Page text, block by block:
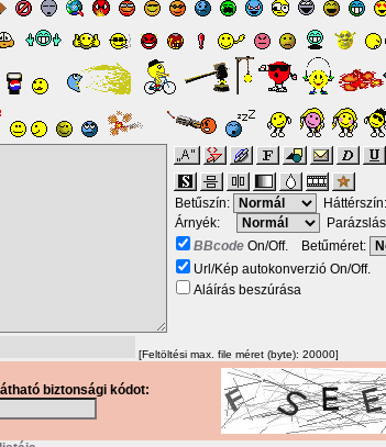
Betűszín:
Árnyék:
BBcodeOn/Off. Betűméret:
Url/Kép autokonverzió On/Off.
Aláírás beszúrása
[Feltöltési max. file méret (byte): 20000]
biztonsági kódot: